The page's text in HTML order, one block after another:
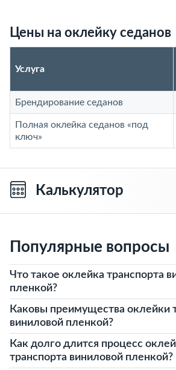
Цены на оклейку седанов
Услуга
Брендирование седанов
Полная оклейка седанов «под
ключ»
Калькулятор
Популярные вопросы
Что такое оклейка транспорта
пленкой?
Каковы преимущества оклейки
виниловой пленкой?
Как долго длится процесс
транспорта виниловой пленкой?